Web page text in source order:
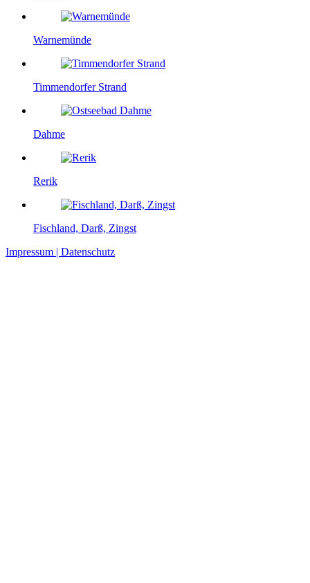
Warnemünde
Timmendorfer Strand
Dahme
Rerik
Fischland, Darß, Zingst
Impressum | Datenschutz